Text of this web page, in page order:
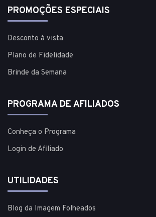
PROMOÇÕES ESPECIAIS
Desconto à vista
Plano de Fidelidade
Brinde da Semana
PROGRAMA DE AFILIADOS
Conheça o Programa
Login de Afiliado
UTILIDADES
Blog da Imagem Folheados